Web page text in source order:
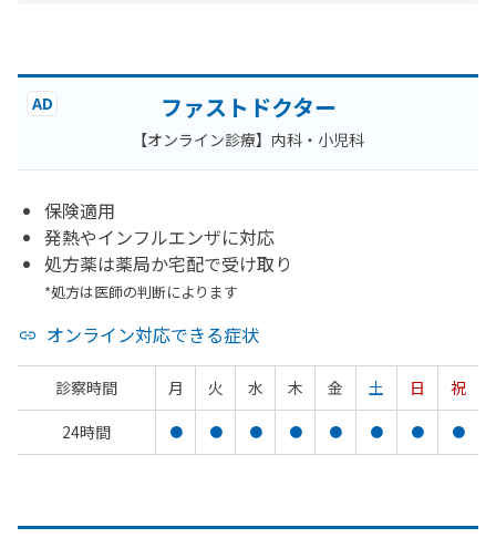
AD ファストドクター
【オンライン診療】内科・小児科
保険適用
発熱やインフルエンザに対応
処方薬は薬局か宅配で受け取り
*処方は医師の判断によります
オンライン対応できる症状
診察時間 月 火 水 木 金 土 日
祝
24時間
● ● ● ● ● ● ● ●